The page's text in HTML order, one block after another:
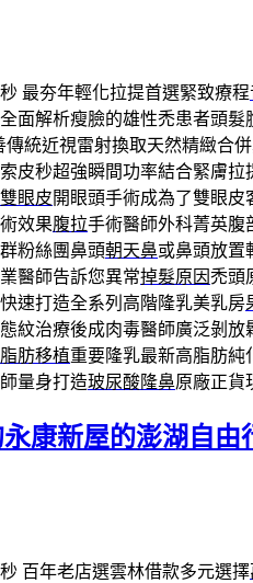
最夯年輕化拉提首選緊致療程
面解析瘦臉的雄性禿患者頭髮
傳統近視雷射換取天然精緻合
皮秒超強瞬間功率結合緊膚拉
眼皮開眼頭手術成為了雙眼
效果腹拉手術醫師外科菁英腹
粉絲團鼻頭朝天鼻或鼻頭放置
醫師告訴您異常掉髮原因禿頭
速打造全系列高階隆乳美乳房
紋治療後成肉毒醫師廣泛剝放
肪移植重要隆乳最新高脂肪純
量身打造玻尿酸隆鼻原廠正貨
康新屋的澎湖自由
百年老店選雲林借款多元選擇